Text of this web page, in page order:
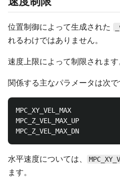
位置制御によって生成された
れるわけではありません。
速度上限によって制限されます
関係する主なパラメータは次で
MPC_XY_VEL_MAX
MPC_Z_VEL_MAX_UP
水平速度については、
ます。